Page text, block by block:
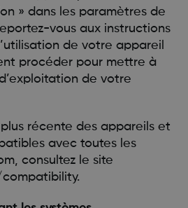
» dans les paramètres de
vous aux instructions
de votre appareil
procéder pour mettre à
de votre
récente des appareils et
avec toutes les
consultez le site